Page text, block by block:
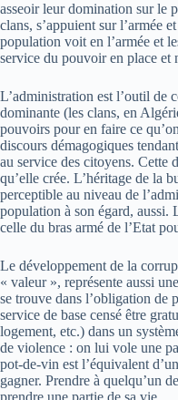
asseoir leur domination sur le
clans, s’appuient sur l’armée
population voit en l’armée et
service du pouvoir en place et
L’administration est l’outil de
dominante (les clans, en
pouvoirs pour en faire ce
discours démagogiques
au service des citoyens. Cette
qu’elle crée. L’héritage de la
perceptible au niveau de
population à son égard, aussi.
celle du bras armé de l’Etat
Le développement de la
« valeur », représente aussi
se trouve dans l’obligation de
service de base censé être
logement, etc.) dans un
de violence : on lui vole une
pot-de-vin est l’équivalent
gagner. Prendre à quelqu’un